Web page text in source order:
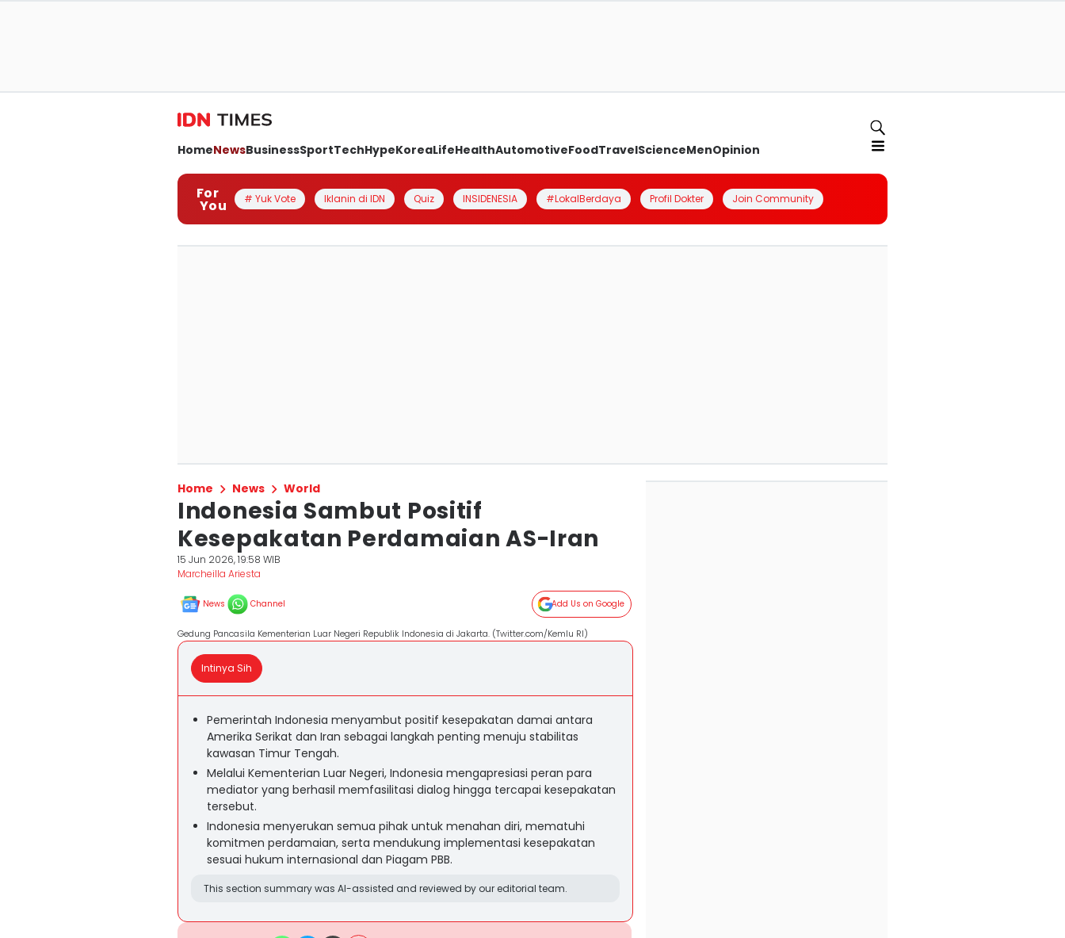
HomeNewsBusinessSportTechHypeKoreaLifeHealthAutomotiveFoodTravelScienceMenOpinion
For
You # Yuk Vote Iklanin di IDN Quiz INSIDENESIA #LokalBerdaya Profil Dokter Join Community
Home News World
Indonesia Sambut Positif
Kesepakatan Perdamaian AS-Iran
15 Jun 2026, 19:58 WIB
Marcheilla Ariesta
News Channel Add Us on Google
Gedung Pancasila Kementerian Luar Negeri Republik Indonesia di Jakarta. (Twitter.com/Kemlu RI)
Intinya Sih
Pemerintah Indonesia menyambut positif kesepakatan damai antara
Amerika Serikat dan Iran sebagai langkah penting menuju stabilitas
kawasan Timur Tengah.
Melalui Kementerian Luar Negeri, Indonesia mengapresiasi peran para
mediator yang berhasil memfasilitasi dialog hingga tercapai kesepakatan
tersebut.
Indonesia menyerukan semua pihak untuk menahan diri, mematuhi
komitmen perdamaian, serta mendukung implementasi kesepakatan
sesuai hukum internasional dan Piagam PBB.
This section summary was AI-assisted and reviewed by our editorial team.